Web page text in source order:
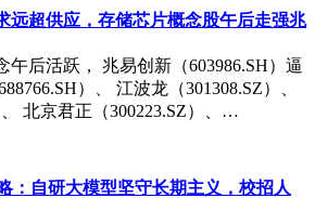
意见为后续标准修订工作提供了重要依
池专委会将依据中国汽车工业协会《标
结合专家建议组织专项工作组推进标准
标准既能反映行业技术前沿，又能满足
次标准制定工作的推进，将为动力电池
远超供应，存储芯片概念股午后走强兆
午后活跃， 兆易创新（603986.SH）逼
）、 江波龙（301308.SZ）、
北京君正（300223.SZ）、…
：自研大模型坚守长期主义，校招人